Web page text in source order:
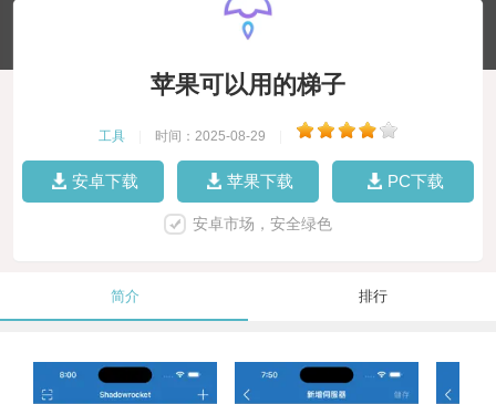
苹果可以用的梯子
工具 时间：2025-08-29
安卓下载 苹果下载 PC下载
安卓市场，安全绿色
简介 排行